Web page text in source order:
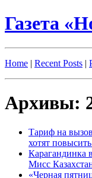
Газета
Home | Recent Posts |
Архивы:
Тариф на
хотят
Карагандинка
Мисс
«Черная